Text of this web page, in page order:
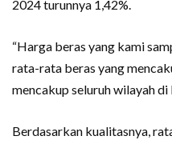
2024 turunnya 1,42%.
“Harga beras yang kami
rata-rata beras yang
mencakup seluruh wilayah di
Berdasarkan kualitasnya,